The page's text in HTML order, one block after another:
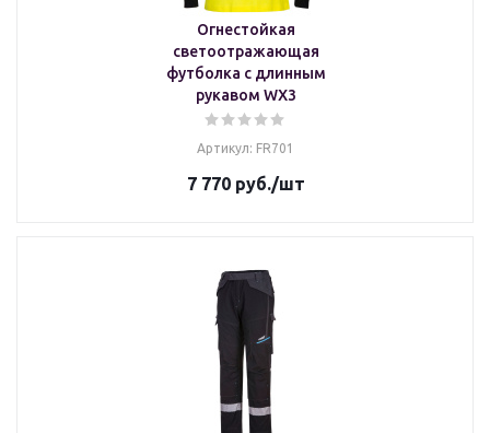
Огнестойкая
светоотражающая
футболка с длинным
рукавом WX3
Артикул: FR701
7 770руб./шт